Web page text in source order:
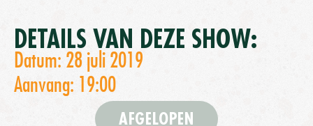
DETAILS VAN DEZE SHOW:
Datum: 28 juli 2019
Aanvang: 19:00
AFGELOPEN